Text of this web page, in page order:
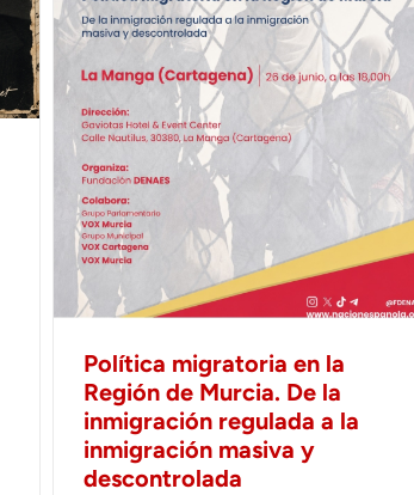
Política migratoria en la
Región de Murcia. De la
inmigración regulada a la
inmigración masiva y
descontrolada